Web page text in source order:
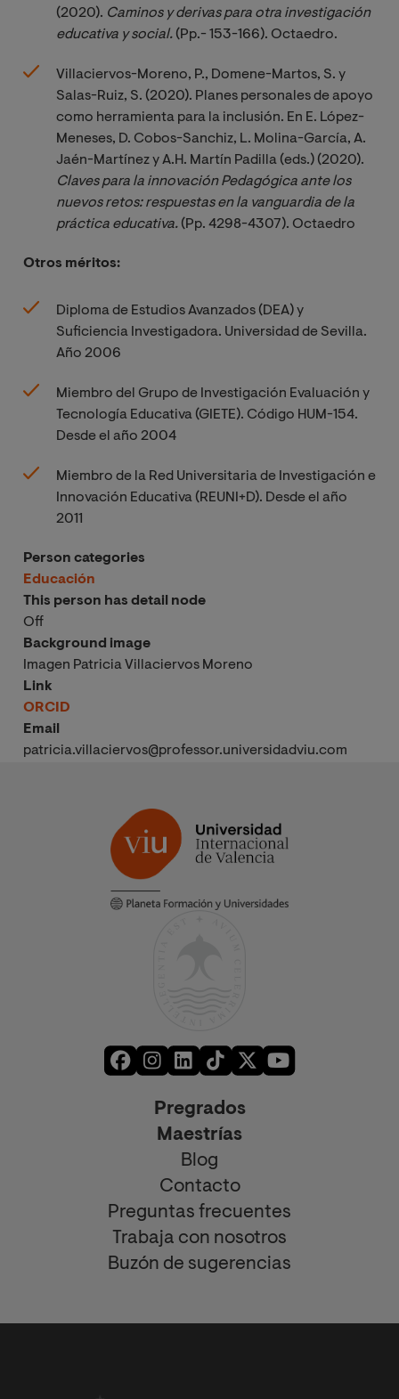
(2020). Caminos y derivas para otra investigación
educativa y social. (Pp.- 153-166). Octaedro.
Villaciervos-Moreno, P., Domene-Martos, S. y
Salas-Ruiz, S. (2020). Planes personales de apoyo
como herramienta para la inclusión. En E. López-
Meneses, D. Cobos-Sanchiz, L. Molina-García, A.
Jaén-Martínez y A.H. Martín Padilla (eds.) (2020).
Claves para la innovación Pedagógica ante los
nuevos retos: respuestas en la vanguardia de la
práctica educativa. (Pp. 4298-4307). Octaedro
Otros méritos:
Diploma de Estudios Avanzados (DEA) y
Suficiencia Investigadora. Universidad de Sevilla.
Año 2006
Miembro del Grupo de Investigación Evaluación y
Tecnología Educativa (GIETE). Código HUM-154.
Desde el año 2004
Miembro de la Red Universitaria de Investigación e
Innovación Educativa (REUNI+D). Desde el año
2011
Person categories
Educación
This person has detail node
Off
Background image
Imagen Patricia Villaciervos Moreno
Link
ORCID
Email
patricia.villaciervos@professor.universidadviu.com
Pregrados
Maestrías
Blog
Contacto
Preguntas frecuentes
Trabaja con nosotros
Buzón de sugerencias